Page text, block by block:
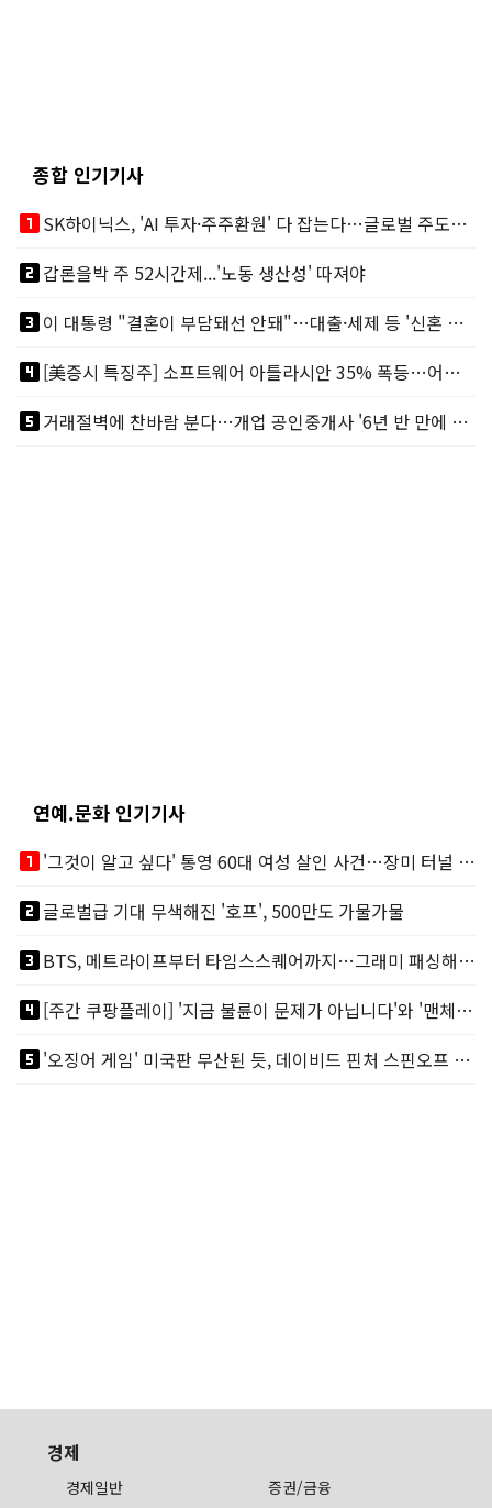
종합 인기기사
looks_one
SK하이닉스, 'AI 투자·주주환원' 다 잡는다…글로벌 주도권 굳히기
looks_two갑론을박 주 52시간제...'노동 생산성' 따져야
looks_3
이 대통령 "결혼이 부담돼선 안돼"…대출·세제 등 '신혼 걸림돌' 제거
looks_4
[美증시 특징주] 소프트웨어 아틀라시안 35% 폭등…어닝서프, 투자의견 줄줄이 상향
looks_5
거래절벽에 찬바람 분다…개업 공인중개사 '6년 반 만에 최저'
연예.문화 인기기사
looks_one
'그것이 알고 싶다' 통영 60대 여성 살인 사건…장미 터널 아래 킬러, 누구냐 넌?
looks_two글로벌급 기대 무색해진 '호프', 500만도 가물가물
looks_3
BTS, 메트라이프부터 타임스스퀘어까지…그래미 패싱해도 미 대륙 꿀꺽
looks_4
[주간 쿠팡플레이] '지금 불륜이 문제가 아닙니다'와 '맨체스터 시티 VS 아틀레티코 마드리드 빅매치'
looks_5
'오징어 게임' 미국판 무산된 듯, 데이비드 핀처 스핀오프 철회
경제
경제일반 증권/금융